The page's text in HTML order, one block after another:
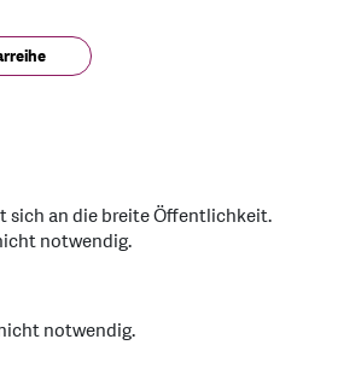
sich an die breite Öffentlichkeit.
notwendig.
notwendig.